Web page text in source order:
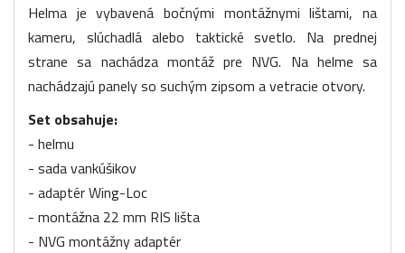
Helma je vybavená bočnými montážnymi lištami, na
kameru, slúchadlá alebo taktické svetlo. Na prednej
strane sa nachádza montáž pre NVG. Na helme sa
nachádzajú panely so suchým zipsom a vetracie otvory.
Set obsahuje:
- helmu
- sada vankúšikov
- adaptér Wing-Loc
- montážna 22 mm RIS lišta
- NVG montážny adaptér